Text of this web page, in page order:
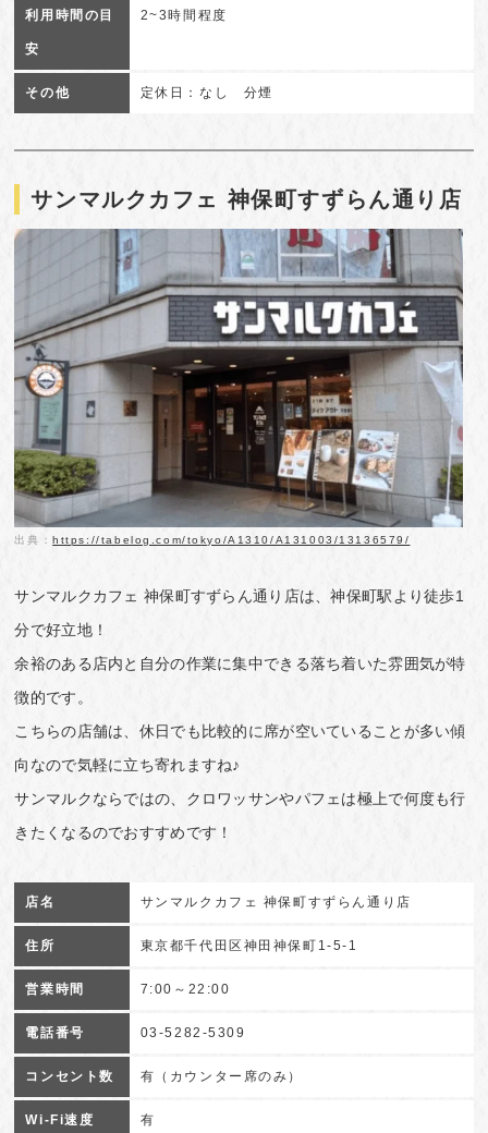
利用時間の目
安
2~3時間程度
その他 定休日：なし 分煙
サンマルクカフェ 神保町すずらん通り店
出典：https://tabelog.com/tokyo/A1310/A131003/13136579/
サンマルクカフェ 神保町すずらん通り店は、神保町駅より徒歩1
分で好立地！
余裕のある店内と自分の作業に集中できる落ち着いた雰囲気が特
徴的です。
こちらの店舗は、休日でも比較的に席が空いていることが多い傾
向なので気軽に立ち寄れますね♪
サンマルクならではの、クロワッサンやパフェは極上で何度も行
きたくなるのでおすすめです！
店名 サンマルクカフェ 神保町すずらん通り店
住所 東京都千代田区神田神保町1-5-1
営業時間 7:00～22:00
電話番号 03-5282-5309
コンセント数 有（カウンター席のみ）
Wi-Fi速度 有